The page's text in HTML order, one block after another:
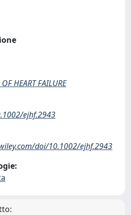
HEART FAILURE
ejhf.2943
doi/10.1002/ejhf.2943